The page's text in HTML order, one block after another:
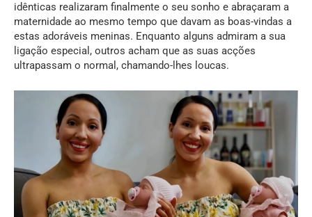
idênticas realizaram finalmente o seu sonho e abraçaram a
maternidade ao mesmo tempo que davam as boas-vindas a
estas adoráveis meninas. Enquanto alguns admiram a sua
ligação especial, outros acham que as suas acções
ultrapassam o normal, chamando-lhes loucas.